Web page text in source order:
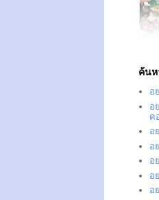
ค้น
อ
อ
ค
อ
อ
อ
อ
อ